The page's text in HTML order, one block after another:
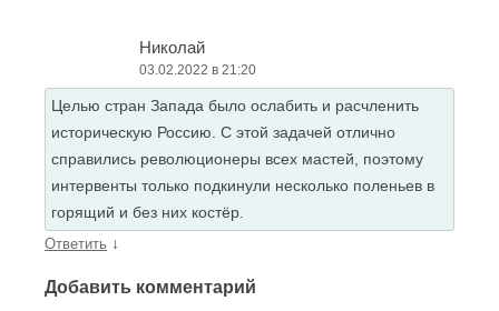
Николай
03.02.2022 в 21:20
Целью стран Запада было ослабить и расчленить
историческую Россию. С этой задачей отлично
справились революционеры всех мастей, поэтому
интервенты только подкинули несколько поленьев в
горящий и без них костёр.
Ответить ↓
Добавить комментарий